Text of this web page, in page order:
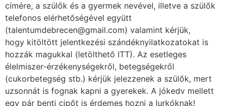
címére, a szülők és a gyermek nevével, illetve a szülők
telefonos elérhetőségével együtt
(talentumdebrecen@gmail.com) valamint kérjük,
hogy kitöltött jelentkezési szándéknyilatkozatokat is
hozzák magukkal (letölthető ITT). Az esetleges
élelmiszer-érzékenységekről, betegségekről
(cukorbetegség stb.) kérjük jelezzenek a szülők, mert
uzsonnát is fognak kapni a gyerekek. A jókedv mellett
egy pár benti cipőt is érdemes hozni a lurkóknak!